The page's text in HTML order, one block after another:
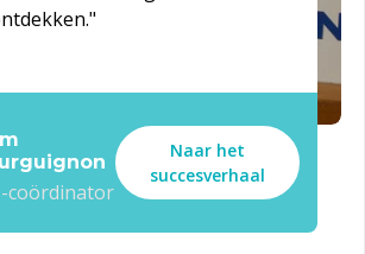
coördinator
Naar het
succesverhaal